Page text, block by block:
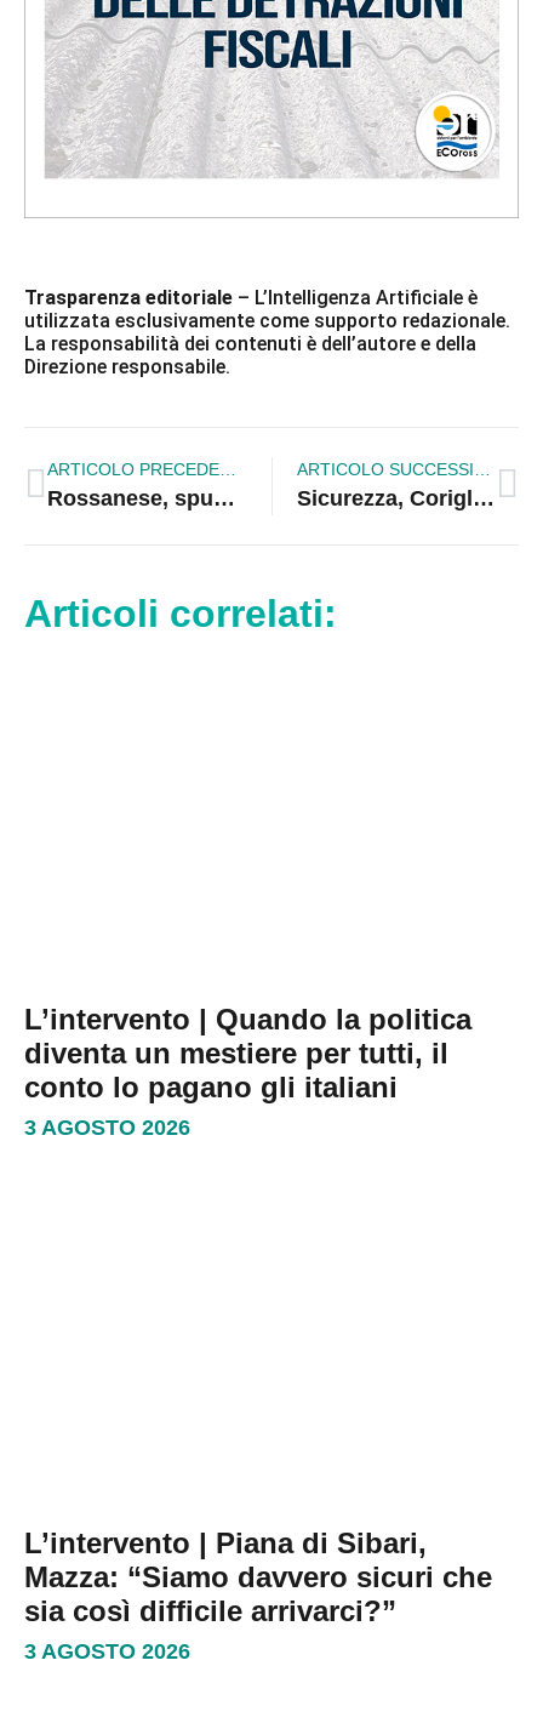
Trasparenza editoriale – L’Intelligenza Artificiale è
utilizzata esclusivamente come supporto redazionale.
La responsabilità dei contenuti è dell’autore e della
Direzione responsabile.
Rossanese, spunta Mauro Nucaro: si riapre il dibattito sulla squadra unica ? Sicurezza, Corigliano Rossano chiede risposte: “Servono uomini e prevenzione”
Articoli correlati:
L’intervento | Quando la politica
diventa un mestiere per tutti, il
conto lo pagano gli italiani
3 AGOSTO 2026
L’intervento | Piana di Sibari,
Mazza: “Siamo davvero sicuri che
sia così difficile arrivarci?”
3 AGOSTO 2026